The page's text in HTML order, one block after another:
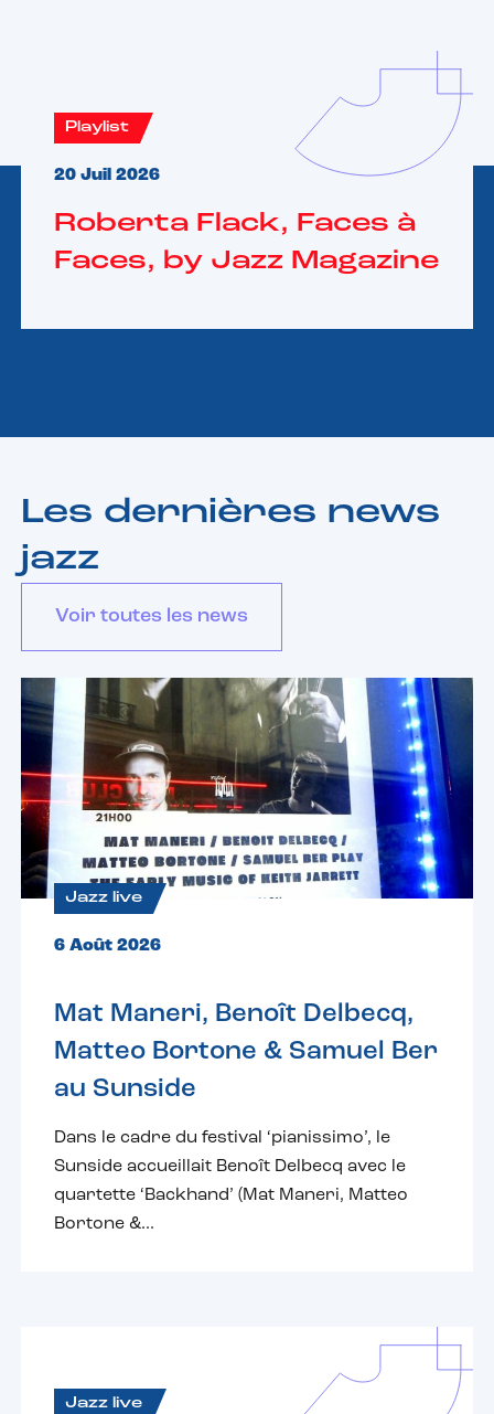
Playlist
20 Juil 2026
Roberta Flack, Faces à
Faces, by Jazz Magazine
Les dernières news
jazz
Voir toutes les news
Jazz live
6 Août 2026
Mat Maneri, Benoît Delbecq,
Matteo Bortone & Samuel Ber
au Sunside
Dans le cadre du festival ‘pianissimo’, le
Sunside accueillait Benoît Delbecq avec le
quartette ‘Backhand’ (Mat Maneri, Matteo
Bortone &...
Jazz live